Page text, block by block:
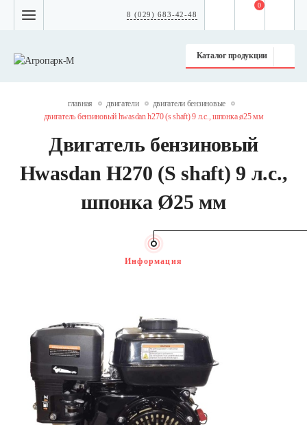
8 (029) 683-42-48
Каталог продукции
0
главная двигатели
двигатели бензиновые
двигатель бензиновый hwasdan h270 (s shaft) 9 л.с., шпонка ø25 мм
Двигатель бензиновый
Hwasdan H270 (S shaft) 9 л.с.,
шпонка Ø25 мм
Информация